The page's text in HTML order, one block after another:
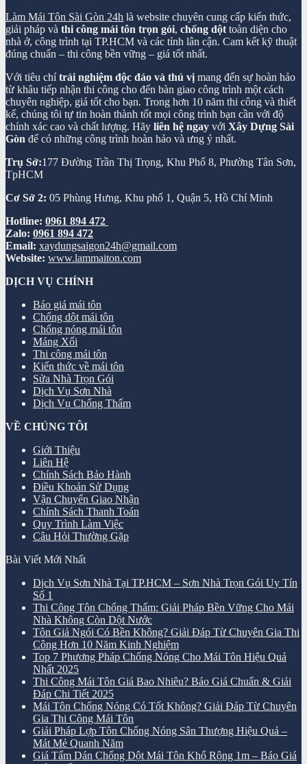
Làm Mái Tôn Sài Gòn 24h là website chuyên cung cấp kiến thức,
giải pháp và thi công mái tôn trọn gói, chống dột toàn diện cho
nhà ở, công trình tại TP.HCM và các tỉnh lân cận. Cam kết kỹ thuật
đúng chuẩn – thi công bền vững – giá tốt nhất.
Với tiêu chítrải nghiệm độc đáo và thú vị mang đến sự hoàn hảo
từ khâu tiếp nhận thi công cho đến bàn giao công trình một cách
chuyên nghiệp, giá tốt cho bạn. Trong hơn 10 năm thi công và thiết
kế, chúng tôi tự tin hoàn thành tốt mọi công trình bạn cần với độ
chính xác cao và chất lượng. Hãy liên hệ ngay với Xây Dựng Sài
Gòn để có những công trình hoàn hảo và ưng ý nhất.
Trụ Sở:177 Đường Trần Thị Trọng, Khu Phố 8, Phường Tân Sơn,
TpHCM
Cơ Sở 2: 05 Phùng Hưng, Khu phố 1, Quận 5, Hồ Chí Minh
Hotline: 0961 894 472
Zalo: 0961 894 472
Email: xaydungsaigon24h@gmail.com
Website: www.lammaiton.com
DỊCH VỤ CHÍNH
Báo giá mái tôn
Chống dột mái tôn
Chống nóng mái tôn
Máng Xối
Thi công mái tôn
Kiến thức về mái tôn
Sửa Nhà Trọn Gói
Dịch Vụ Sơn Nhà
Dịch Vụ Chống Thấm
VỀ CHÚNG TÔI
Giới Thiệu
Liên Hệ
Chính Sách Bảo Hành
Điều Khoản Sử Dụng
Vận Chuyển Giao Nhận
Chính Sách Thanh Toán
Quy Trình Làm Việc
Câu Hỏi Thường Gặp
Bài Viết Mới Nhất
Dịch Vụ Sơn Nhà Tại TP.HCM – Sơn Nhà Trọn Gói Uy Tín
Số 1
Thi Công Tôn Chống Thấm: Giải Pháp Bền Vững Cho Mái
Nhà Không Còn Dột Nước
Tôn Giả Ngói Có Bền Không? Giải Đáp Từ Chuyên Gia Thi
Công Hơn 10 Năm Kinh Nghiệm
Top 7 Phương Pháp Chống Nóng Cho Mái Tôn Hiệu Quả
Nhất 2025
Thi Công Mái Tôn Giá Bao Nhiêu? Báo Giá Chuẩn & Giải
Đáp Chi Tiết 2025
Mái Tôn Chống Nóng Có Tốt Không? Giải Đáp Từ Chuyên
Gia Thi Công Mái Tôn
Giải Pháp Lợp Tôn Chống Nóng Sân Thượng Hiệu Quả –
Mát Mẻ Quanh Năm
Giá Tấm Dán Chống Dột Mái Tôn Khổ Rộng 1m – Báo Giá